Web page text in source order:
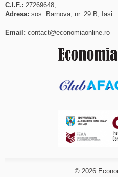
C.I.F.: 27269648;
Adresa: sos. Barnova, nr. 29 B, Iasi.
Email: contact@economiaonline.ro
© 2026